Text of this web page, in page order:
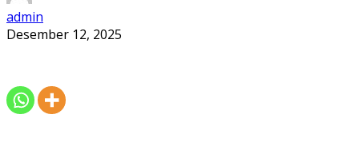
admin
Desember 12, 2025